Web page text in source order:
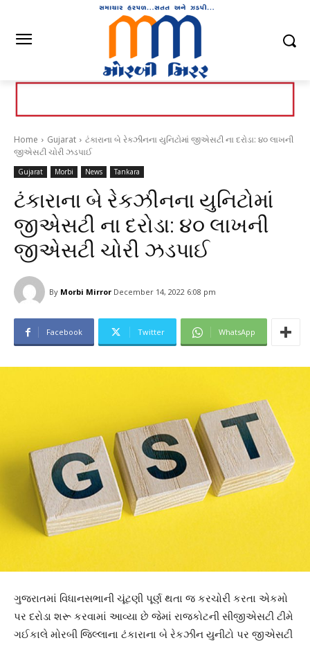
Home Gujarat
ટંકારાના બે રેકઝીનના યુનિટોમાં જીએસટી ના દરોડા: ૪૦ લાખની
જીએસટી ચોરી ઝડપાઈ
Gujarat Morbi News Tankara
ટંકારાના બે રેકઝીનના યુનિટોમાં
જીએસટી ના દરોડા: ૪૦ લાખની
જીએસટી ચોરી ઝડપાઈ
By Morbi Mirror December 14, 2022 6:08 pm
Facebook Twitter WhatsApp
ગુજરાતમાં વિધાનસભાની ચૂંટણી પૂર્ણ થતા જ કરચોરી કરતા એકમો
પર દરોડા શરૂ કરવામાં આવ્યા છે જેમાં રાજકોટની સીજીએસટી ટીમે
ગઈકાલે મોરબી જિલ્લાના ટંકારાના બે રેકઝીન યુનીટો પર જીએસટી